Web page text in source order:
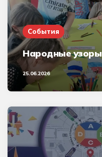
События
Народные узоры
25.06.2026